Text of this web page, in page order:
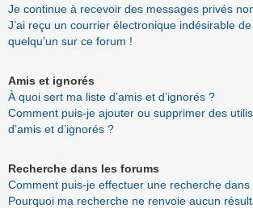
Je continue à recevoir des messages privés
J’ai reçu un courrier électronique indésirable
quelqu’un sur ce forum !
Amis et ignorés
À quoi sert ma liste d’amis et d’ignorés ?
Comment puis-je ajouter ou supprimer des
d’amis et d’ignorés ?
Recherche dans les forums
Comment puis-je effectuer une recherche
Pourquoi ma recherche ne renvoie aucun